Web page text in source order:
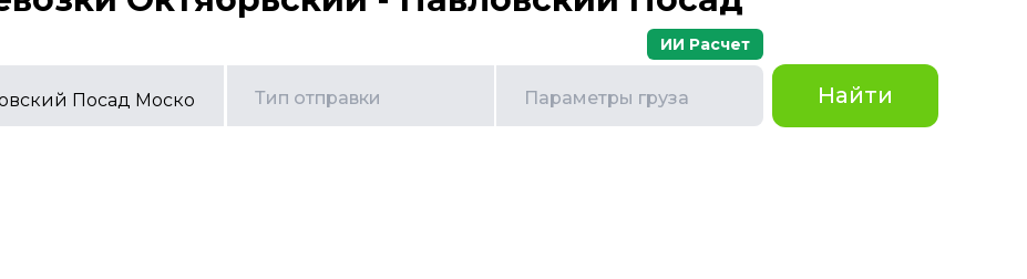
Тип отправки Параметры груза
ИИ Расчет
Найти